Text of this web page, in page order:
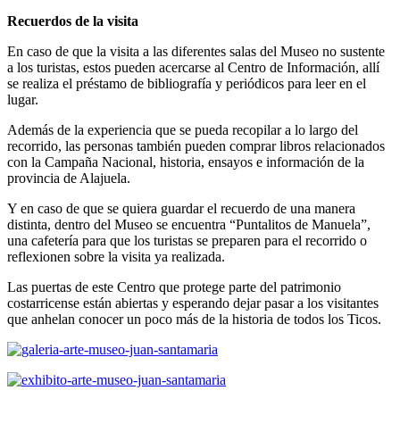
Recuerdos de la visita
En caso de que la visita a las diferentes salas del Museo no sustente
a los turistas, estos pueden acercarse al Centro de Información, allí
se realiza el préstamo de bibliografía y periódicos para leer en el
lugar.
Además de la experiencia que se pueda recopilar a lo largo del
recorrido, las personas también pueden comprar libros relacionados
con la Campaña Nacional, historia, ensayos e información de la
provincia de Alajuela.
Y en caso de que se quiera guardar el recuerdo de una manera
distinta, dentro del Museo se encuentra “Puntalitos de Manuela”,
una cafetería para que los turistas se preparen para el recorrido o
reflexionen sobre la visita ya realizada.
Las puertas de este Centro que protege parte del patrimonio
costarricense están abiertas y esperando dejar pasar a los visitantes
que anhelan conocer un poco más de la historia de todos los Ticos.